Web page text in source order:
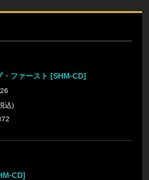
・ファースト [SHM-CD]
込)
CD]